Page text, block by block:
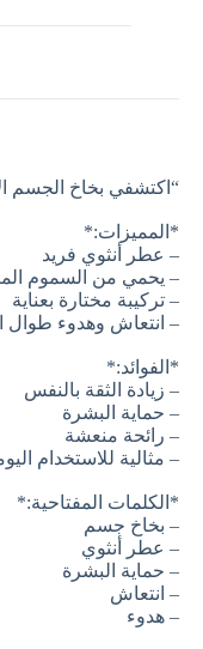
“اكتشفي بخاخ الجسم
*المميزات:*
– عطر أنثوي فريد
– يحمي من السموم
– تركيبة مختارة بعناية
– انتعاش وهدوء طوال
*الفوائد:*
– زيادة الثقة بالنفس
– حماية البشرة
– رائحة منعشة
– مثالية للاستخدام
*الكلمات المفتاحية:*
– بخاخ جسم
– عطر أنثوي
– حماية البشرة
– انتعاش
– هدوء